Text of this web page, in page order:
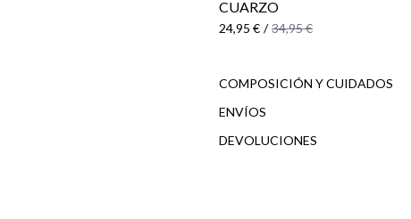
CUARZO
24,95 € / 34,95 €
COMPOSICIÓN Y CUIDADOS
ENVÍOS
DEVOLUCIONES